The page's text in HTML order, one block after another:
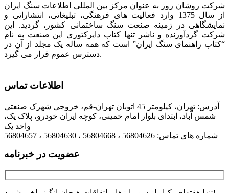
شرکت روشان روز به عنوان مرکز بین المللی اطلاعات سنگ ایران
از سال 1375 وارد فعالیت های فرهنگی، تبلیغاتی، انتشاراتی و
نمایشگاهی در زمینه صنعت سنگ ساختمانی کشور، گردید. این
شرکت گردآورنده و ناشر تنها کتاب دایرکتوری این صنعت به نام
“کتاب راهنمای سنگ ایران” است که همه ساله یک مجلد از آن در
دسترس عموم قرار می گیرد.
اطلاعات تماس
آدرس: تهران، کیلومتر 45 اتوبان تهران-قم، خروجی شهرک صنعتی
شمس آباد، ابتدای بلوار امام خمینی، کوچه ایران خودرو، پلاک یک،
واحد یک
شماره های تماس: 56804626 ، 56804668 ، 56804630 ، 56804657
عضویت در خبرنامه